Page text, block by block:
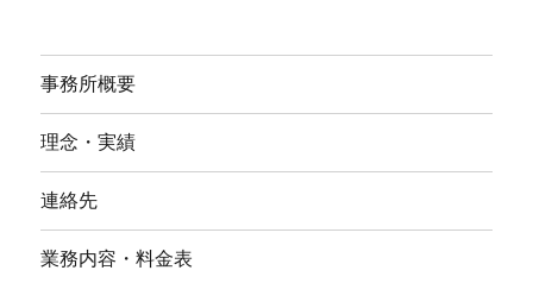
事務所概要
理念・実績
連絡先
業務内容・料金表